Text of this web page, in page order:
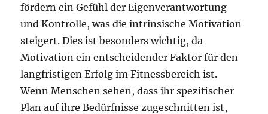
fördern ein Gefühl der Eigenverantwortung
und Kontrolle, was die intrinsische Motivation
steigert. Dies ist besonders wichtig, da
Motivation ein entscheidender Faktor für den
langfristigen Erfolg im Fitnessbereich ist.
Wenn Menschen sehen, dass ihr spezifischer
Plan auf ihre Bedürfnisse zugeschnitten ist,